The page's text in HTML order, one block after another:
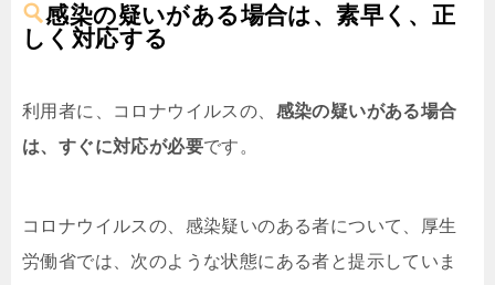
感染の疑いがある場合は、素早く、正
しく対応する
利用者に、コロナウイルスの、 感染の疑いがある場合
は、すぐに対応が必要です。
コロナウイルスの、感染疑いのある者について、厚生
労働省では、次のような状態にある者と提示していま